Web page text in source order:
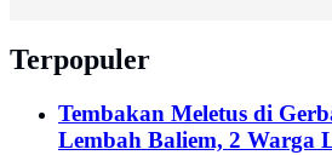
Terpopuler
Tembakan Meletus di
Lembah Baliem, 2 Warga